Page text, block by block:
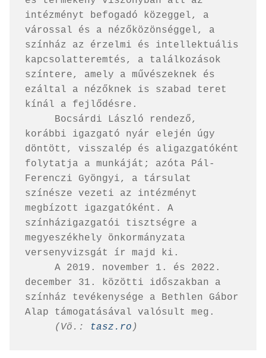
intézményt befogadó közeggel, a
várossal és a nézőközönséggel, a
színház az érzelmi és intellektuális
kapcsolatteremtés, a találkozások
színtere, amely a művészeknek és
ezáltal a nézőknek is szabad teret
kínál a fejlődésre.
korábbi igazgató nyár elején úgy
döntött, visszalép és aligazgatóként
folytatja a munkáját; azóta Pál-
Ferenczi Gyöngyi, a társulat
színésze vezeti az intézményt
megbízott igazgatóként. A
színházigazgatói tisztségre a
megyeszékhely önkormányzata
versenyvizsgát ír majd ki.
december 31. közötti időszakban a
színház tevékenysége a Bethlen Gábor
Alap támogatásával valósult meg.
(Vö.:
tasz.ro )